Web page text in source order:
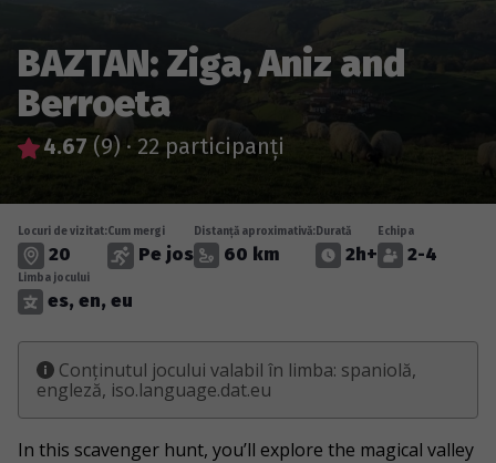
BAZTAN: Ziga, Aniz and
Berroeta
4.67 (9) · 22 participanți
Locuri de vizitat:
20
Cum mergi
Pe jos
Distanță aproximativă:
60 km
Durată
2h+
Echipa
2-4
Limba jocului
es, en, eu
Conținutul jocului valabil în limba: spaniolă,
engleză, iso.language.dat.eu
In this scavenger hunt, you’ll explore the magical valley